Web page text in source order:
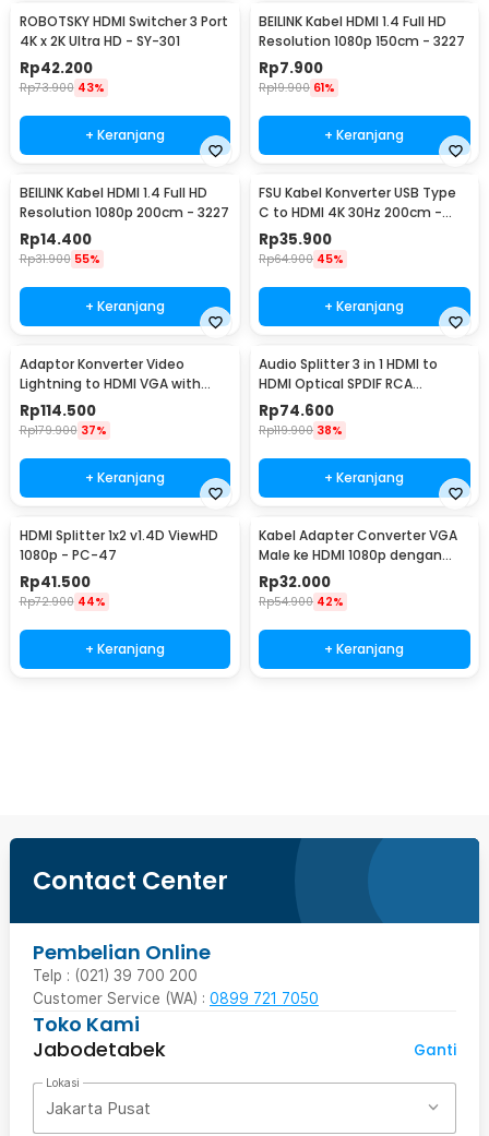
ROBOTSKY HDMI Switcher 3 Port
4K x 2K Ultra HD - SY-301
Rp42.200
Rp73.900 43%
+ Keranjang
BEILINK Kabel HDMI 1.4 Full HD
Resolution 1080p 150cm - 3227
Rp7.900
Rp19.900 61%
+ Keranjang
BEILINK Kabel HDMI 1.4 Full HD
Resolution 1080p 200cm - 3227
Rp14.400
Rp31.900 55%
+ Keranjang
FSU Kabel Konverter USB Type
C to HDMI 4K 30Hz 200cm -
VUH-05
Rp35.900
Rp64.900 45%
+ Keranjang
Adaptor Konverter Video
Lightning to HDMI VGA with
Audio Port - 7585
Rp114.500
Rp179.900 37%
+ Keranjang
Audio Splitter 3 in 1 HDMI to
HDMI Optical SPDIF RCA
Converter HDTV - AY60
Rp74.600
Rp119.900 38%
+ Keranjang
HDMI Splitter 1x2 v1.4D ViewHD
1080p - PC-47
Rp41.500
Rp72.900 44%
+ Keranjang
Kabel Adapter Converter VGA
Male ke HDMI 1080p dengan
Audio
Rp32.000
Rp54.900 42%
+ Keranjang
Contact Center
Pembelian Online
Telp : (021) 39 700 200
Customer Service (WA) : 0899 721 7050
Toko Kami
Jabodetabek
Ganti
Lokasi
Jakarta Pusat